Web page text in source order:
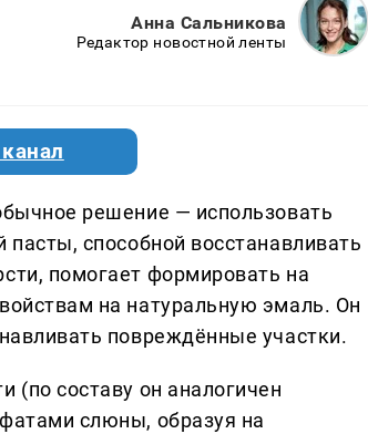
Анна Сальникова
Редактор новостной ленты
решение — использовать
пасты, способной восстанавливать
помогает формировать на
на натуральную эмаль. Он
повреждённые участки.
(по составу он аналогичен
слюны, образуя на